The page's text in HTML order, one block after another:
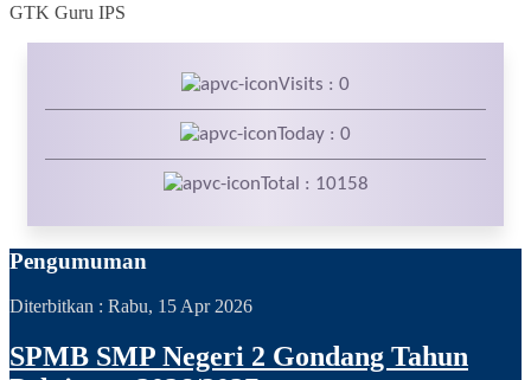
GTK Guru IPS
Visits : 0
Today : 0
Total : 10158
Pengumuman
Diterbitkan : Rabu, 15 Apr 2026
SPMB SMP Negeri 2 Gondang Tahun